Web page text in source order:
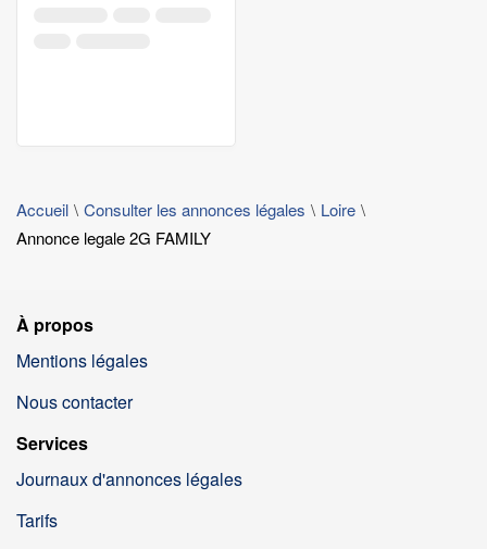
Accueil Consulter les annonces légales
Loire
Annonce legale 2G FAMILY
À propos
Mentions légales
Nous contacter
Services
Journaux d'annonces légales
Tarifs